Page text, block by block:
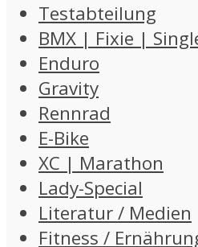
Testabteilung
BMX | Fixie |
Enduro
Gravity
Rennrad
E-Bike
XC | Marathon
Lady-Special
Literatur / Medien
Fitness /